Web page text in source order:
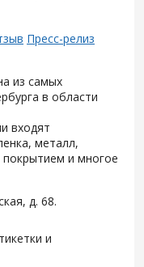
Пресс-релиз
из самых
в области
входят
металл,
и многое
д. 68.
и